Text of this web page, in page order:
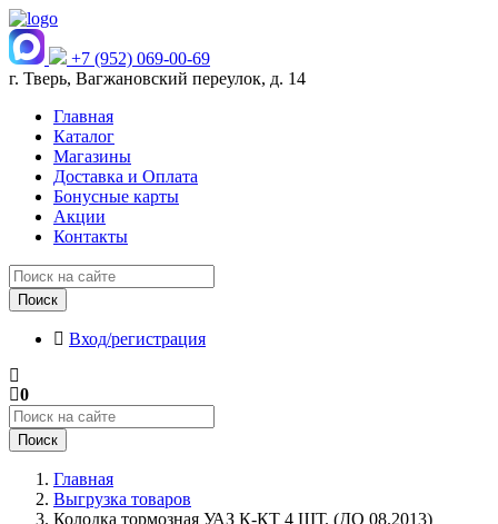
+7 (952) 069-00-69
г. Тверь, Вагжановский переулок, д. 14
Главная
Каталог
Магазины
Доставка и Оплата
Бонусные карты
Акции
Контакты
Поиск
Вход/регистрация
0
Поиск
Главная
Выгрузка товаров
Колодка тормозная УАЗ К-КТ 4 ШТ. (ДО 08.2013)